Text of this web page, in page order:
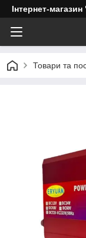
Інтернет-
Товари та